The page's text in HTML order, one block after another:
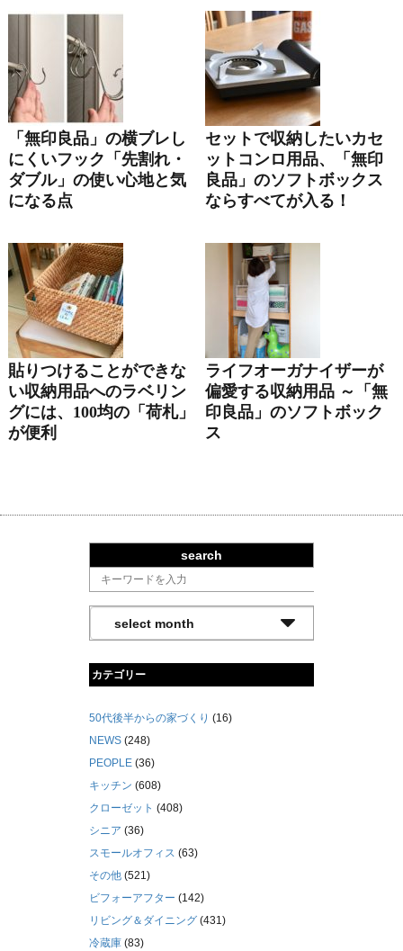
「無印良品」の横ブレし
にくいフック「先割れ・
ダブル」の使い心地と気
になる点
セットで収納したいカセ
ットコンロ用品、「無印
良品」のソフトボックス
ならすべてが入る！
貼りつけることができな
い収納用品へのラベリン
グには、100均の「荷札」
が便利
ライフオーガナイザーが
偏愛する収納用品 ～「無
印良品」のソフトボック
ス
search
カテゴリー
50代後半からの家づくり (16)
NEWS (248)
PEOPLE (36)
キッチン (608)
クローゼット (408)
シニア (36)
スモールオフィス (63)
その他 (521)
ビフォーアフター (142)
リビング＆ダイニング (431)
冷蔵庫 (83)